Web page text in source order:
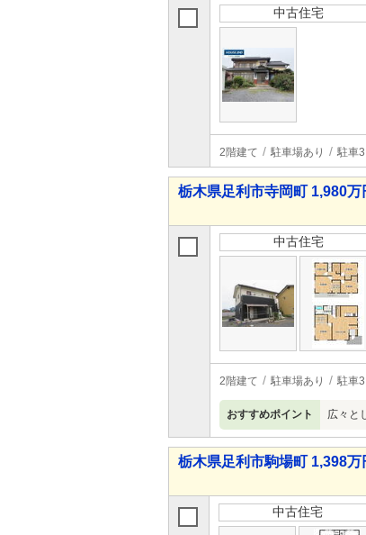
中古住宅
2階建て 駐車場あり 駐車
栃木県足利市寺岡町 1,980
中古住宅
2階建て 駐車場あり 駐車
おすすめポイント 広々と
栃木県足利市駒場町 1,398
中古住宅